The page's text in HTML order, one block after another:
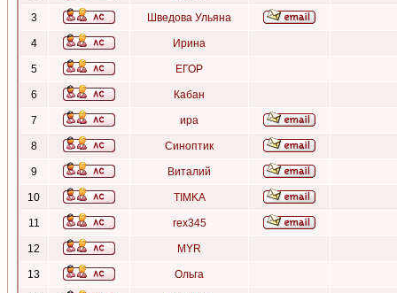
3 Шведова Ульяна
4 Ирина
5 ЕГОР
6 Кабан
7 ира
8 Синоптик
9 Виталий
10 TIMKA
11 rex345
12 MYR
13 Ольга